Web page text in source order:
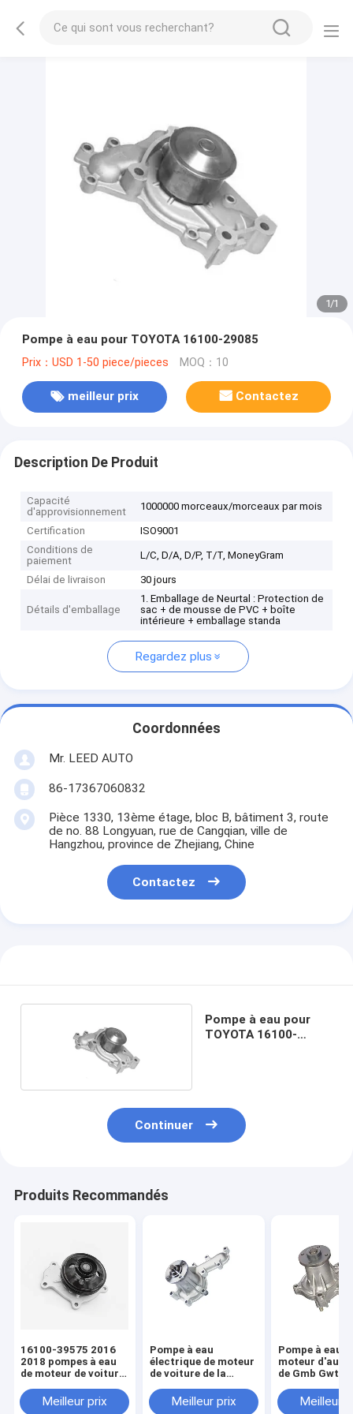
1/1
Pompe à eau pour TOYOTA 16100-29085
Prix：USD 1-50 piece/pieces MOQ：10
meilleur prix Contactez
Description De Produit
Capacité
d'approvisionnement
1000000 morceaux/morceaux par mois
Certification
ISO9001
Conditions de
paiement
L/C, D/A, D/P, T/T, MoneyGram
Délai de livraison 30 jours
Détails d'emballage
1. Emballage de Neurtal : Protection de
sac + de mousse de PVC + boîte
intérieure + emballage standa
Regardez plus
Coordonnées
Mr. LEED AUTO
86-17367060832
Pièce 1330, 13ème étage, bloc B, bâtiment 3, route
de no. 88 Longyuan, rue de Cangqian, ville de
Hangzhou, province de Zhejiang, Chine
Contactez
Pompe à eau pour
TOYOTA 16100-
Continuer
Produits Recommandés
16100-39575 2016
2018 pompes à eau
de moteur de voiture
pompe à eau de
Toyota Rav4
Meilleur prix
Pompe à eau
électrique de moteur
de voiture de la
moteur 16100-19235
Toyota 1hz 1hd-T
Meilleur prix
Pompe à eau
moteur
de Gmb Gwt-
CorollaMeilleur